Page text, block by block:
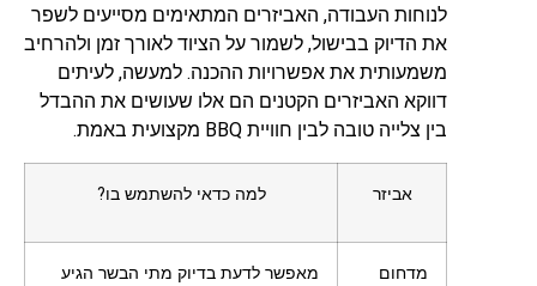
לנוחות העבודה, האביזרים המתאימים מסייעים לשפר
את הדיוק בבישול, לשמור על הציוד לאורך זמן ולהרחיב
משמעותית את אפשרויות ההכנה. למעשה, לעיתים
דווקא האביזרים הקטנים הם אלו שעושים את ההבדל
בין צלייה טובה לבין חוויית BBQ מקצועית באמת.
אביזר למה כדאי להשתמש בו?
מדחום
מאפשר לדעת בדיוק מתי הבשר הגיע